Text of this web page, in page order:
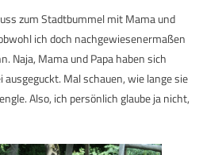
zum Stadtbummel mit Mama und
ich doch nachgewiesenermaßen
Naja, Mama und Papa haben sich
Mal schauen, wie lange sie
Also, ich persönlich glaube ja nicht,